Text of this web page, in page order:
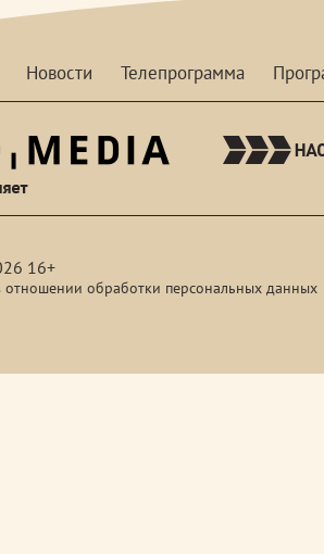
Новости Телепрограмма
16+
отношении обработки персональных данных